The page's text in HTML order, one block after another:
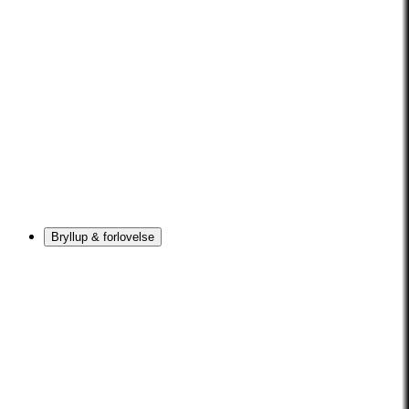
Bryllup & forlovelse